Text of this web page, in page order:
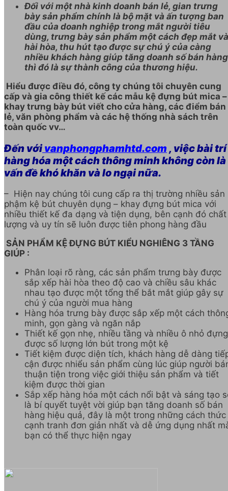
Đối với một nhà kinh doanh bán lẻ, gian trưng
bày sản phẩm chính là bộ mặt và ấn tượng ban
đầu của doanh nghiệp trong mắt người tiêu
dùng, trưng bày sản phẩm một cách đẹp mắt và
hài hòa, thu hút tạo được sự chú ý của càng
nhiều khách hàng giúp tăng doanh số bán hàng
thì đó là sự thành công của thương hiệu.
Hiểu được điều đó, công ty chúng tôi chuyên cung
cấp và gia công thiết kế các mẫu kệ đựng bút mica –
khay trưng bày bút viết cho cửa hàng, các điểm bán
lẻ, văn phòng phẩm và các hệ thống nhà sách trên
toàn quốc vv…
Đến với vanphongphamhtd.com , việc bài trí
hàng hóa một cách thông minh không còn là
vấn đề khó khăn và lo ngại nữa.
– Hiện nay chúng tôi cung cấp ra thị trường nhiều sản
phậm kệ bút chuyên dụng – khay đựng bút mica với
nhiều thiết kế đa dạng và tiện dụng, bên cạnh đó chất
lượng và uy tín sẽ luôn được tiên phong hàng đầu
SẢN PHẨM KỆ ĐỰNG BÚT KIỂU NGHIÊNG 3 TẦNG
GIÚP :
Phân loại rõ ràng, các sản phẩm trưng bày được
sắp xếp hài hòa theo độ cao và chiều sâu khác
nhau tạo được một tổng thể bắt mắt giúp gây sự
chú ý của người mua hàng
Hàng hóa trưng bày được sắp xếp một cách
minh, gọn gàng và ngăn nắp
Thiết kế gọn nhẹ, nhiều tầng và nhiều ô nhỏ đựng
được số lượng lớn bút trong một kệ
Tiết kiệm được diện tích, khách hàng dễ dàng
cận được nhiểu sản phẩm cùng lúc giúp người
thuận tiện trong việc giới thiệu sản phẩm và tiết
kiệm được thời gian
Sắp xếp hàng hóa một cách nổi bật và sáng tạo
là bí quyết tuyệt vời giúp bạn tăng doanh số bán
hàng hiệu quả, đây là một trong những cách thức
cạnh tranh đơn giản nhất và dễ ứng dụng nhất
bạn có thể thực hiện ngay